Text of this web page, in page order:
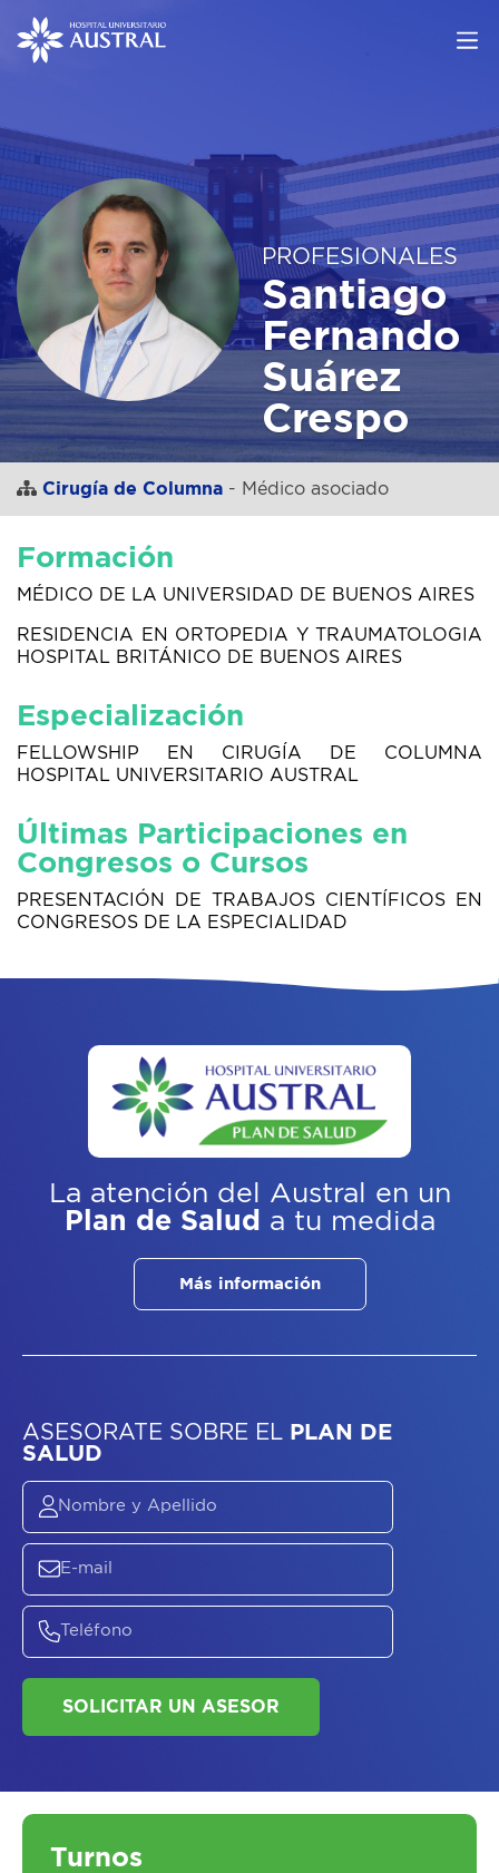
PROFESIONALES
Santiago
Fernando
Suárez
Crespo
Cirugía de Columna - Médico asociado
Formación
MÉDICO DE LA UNIVERSIDAD DE BUENOS AIRES
RESIDENCIA EN ORTOPEDIA Y TRAUMATOLOGIA
HOSPITAL BRITÁNICO DE BUENOS AIRES
Especialización
FELLOWSHIP EN CIRUGÍA DE COLUMNA
HOSPITAL UNIVERSITARIO AUSTRAL
Últimas Participaciones en
Congresos o Cursos
PRESENTACIÓN DE TRABAJOS CIENTÍFICOS EN
CONGRESOS DE LA ESPECIALIDAD
La atención del Austral
en un
Plan de Salud a tu medida
Más información
ASESORATE SOBREELPLAN DE
SALUD
Turnos